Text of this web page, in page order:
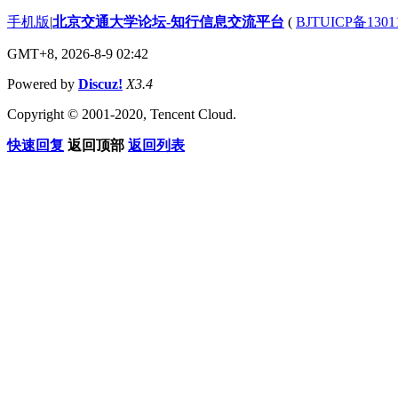
手机版|北京交通大学论坛-知行信息交流平台 ( BJTUICP备
GMT+8, 2026-8-9 02:42
Powered by Discuz! X3.4
Copyright © 2001-2020, Tencent Cloud.
快速回复 返回顶部 返回列表